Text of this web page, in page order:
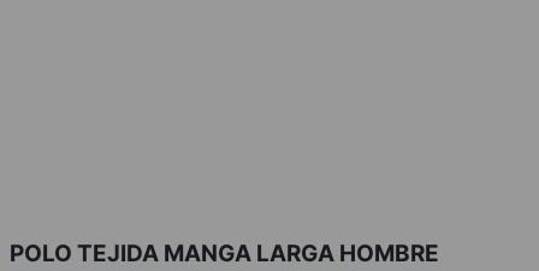
POLO TEJIDA MANGA LARGA HOMBRE